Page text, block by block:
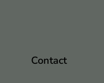
Contact